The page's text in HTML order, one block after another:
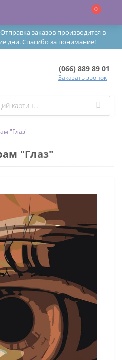
заказов производится в
дни. Спасибо за понимание!
0
(066) 889 89 01
Заказать звонок
"Глаз"
"Глаз"